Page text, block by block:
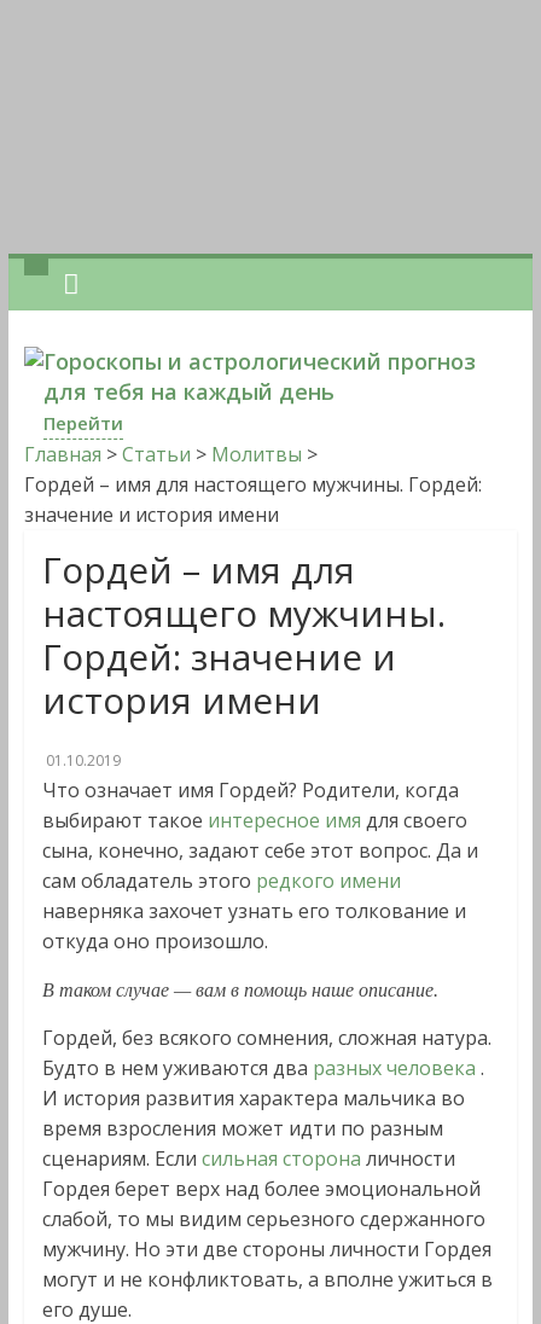
Гороскопы и астрологический прогноз
для тебя на каждый день
Перейти
Главная >Статьи > Молитвы >
Гордей – имя для настоящего мужчины. Гордей:
значение и история имени
Гордей – имя для
настоящего мужчины.
Гордей: значение и
история имени
01.10.2019
Что означает имя Гордей? Родители, когда
выбирают такое интересное имя для своего
сына, конечно, задают себе этот вопрос. Да и
сам обладатель этого редкого имени
наверняка захочет узнать его толкование и
откуда оно произошло.
В таком случае — вам в помощь наше описание.
Гордей, без всякого сомнения, сложная натура.
Будто в нем уживаются два разных человека .
И история развития характера мальчика во
время взросления может идти по разным
сценариям. Если сильная сторона личности
Гордея берет верх над более эмоциональной
слабой, то мы видим серьезного сдержанного
мужчину. Но эти две стороны личности Гордея
могут и не конфликтовать, а вполне ужиться в
его душе.